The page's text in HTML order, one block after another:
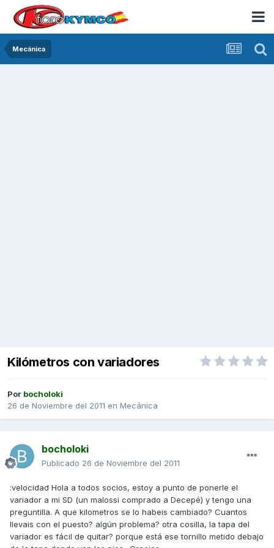
Mecánica
Kilómetros con variadores
Por bocholoki
26 de Noviembre del 2011 en Mecánica
bocholoki
Publicado 26 de Noviembre del 2011
:velocidad Hola a todos socios, estoy a punto de ponerle el
variador a mi SD (un malossi comprado a Decepé) y tengo una
preguntilla. A que kilometros se lo habeis cambiado? Cuantos
llevais con el puesto? algún problema? otra cosilla, la tapa del
variador es fácil de quitar? porque está ese tornillo metido debajo